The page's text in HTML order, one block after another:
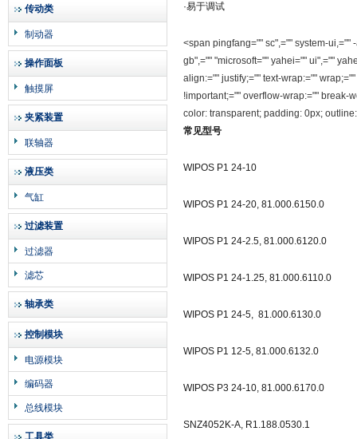
传动类
制动器
操作面板
触摸屏
夹紧装置
联轴器
液压类
气缸
过滤装置
过滤器
滤芯
轴承类
控制模块
电源模块
编码器
总线模块
工具类
·易于调试
<span pingfang="" sc",="" system-ui,=""
gb",="" "microsoft="" yahei="" ui",=""
align:="" justify;="" text-wrap:=""
!important;="" overflow-wrap:="" break-
color: transparent; padding: 0px;
常见型号
WIPOS P1 24-10
WIPOS P1 24-20, 81.000.6150.0
WIPOS P1 24-2.5, 81.000.6120.0
WIPOS P1 24-1.25, 81.000.6110.0
WIPOS P1 24-5, 81.000.6130.0
WIPOS P1 12-5, 81.000.6132.0
WIPOS P3 24-10, 81.000.6170.0
SNZ4052K-A, R1.188.0530.1